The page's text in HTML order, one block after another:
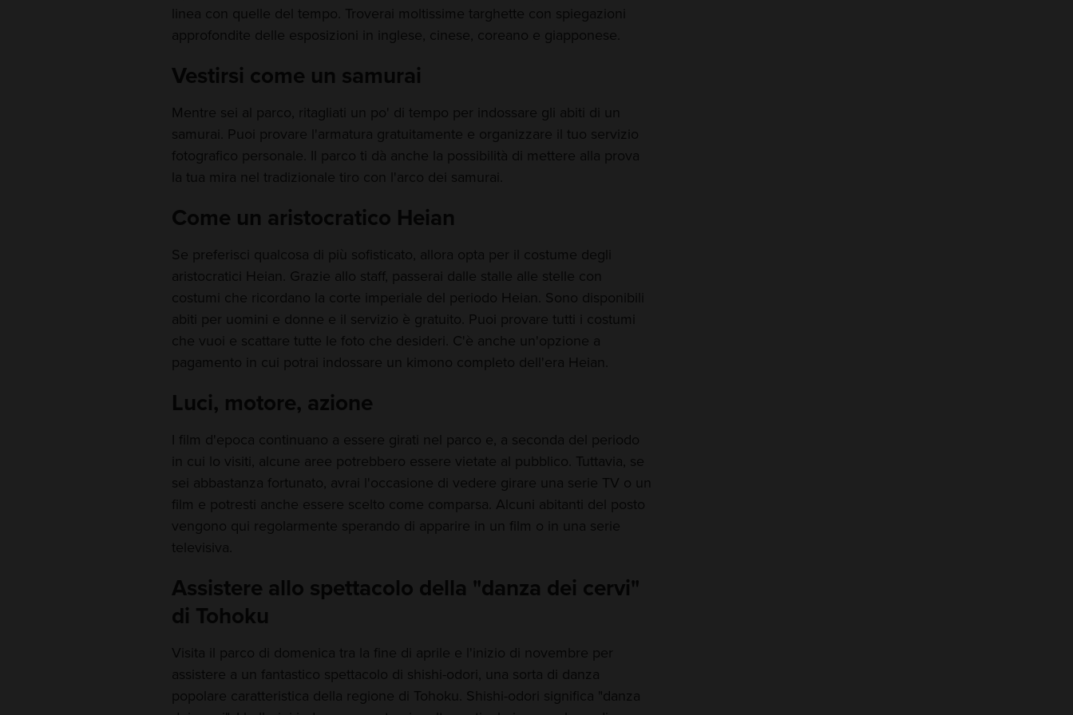
linea con quelle del tempo. Troverai moltissime targhette con spiegazioni
approfondite delle esposizioni in inglese, cinese, coreano e giapponese.
Vestirsi come un samurai
Mentre sei al parco, ritagliati un po' di tempo per indossare gli abiti di un
samurai. Puoi provare l'armatura gratuitamente e organizzare il tuo servizio
fotografico personale. Il parco ti dà anche la possibilità di mettere alla prova
la tua mira nel tradizionale tiro con l'arco dei samurai.
Come un aristocratico Heian
Se preferisci qualcosa di più sofisticato, allora opta per il costume degli
aristocratici Heian. Grazie allo staff, passerai dalle stalle alle stelle con
costumi che ricordano la corte imperiale del periodo Heian. Sono disponibili
abiti per uomini e donne e il servizio è gratuito. Puoi provare tutti i costumi
che vuoi e scattare tutte le foto che desideri. C'è anche un'opzione a
pagamento in cui potrai indossare un kimono completo dell'era Heian.
Luci, motore, azione
I film d'epoca continuano a essere girati nel parco e, a seconda del periodo
in cui lo visiti, alcune aree potrebbero essere vietate al pubblico. Tuttavia, se
sei abbastanza fortunato, avrai l'occasione di vedere girare una serie TV o un
film e potresti anche essere scelto come comparsa. Alcuni abitanti del posto
vengono qui regolarmente sperando di apparire in un film o in una serie
televisiva.
Assistere allo spettacolo della "danza dei cervi"
di Tohoku
Visita il parco di domenica tra la fine di aprile e l'inizio di novembre per
assistere a un fantastico spettacolo di shishi-odori, una sorta di danza
popolare caratteristica della regione di Tohoku. Shishi-odori significa "danza